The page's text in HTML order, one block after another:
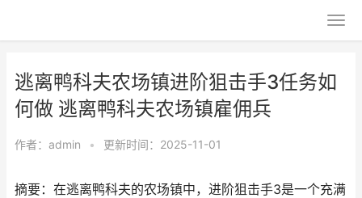
逃离鸭科夫农场镇进阶狙击手3任务如
何做 逃离鸭科夫农场镇雇佣兵
作者： admin • 更新时间：2025-11-01
摘要：在逃离鸭科夫的农场镇中，进阶狙击手3是一个充满